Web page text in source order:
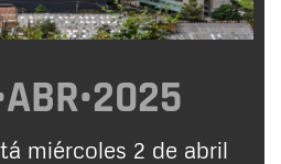
miércoles 2 de abril